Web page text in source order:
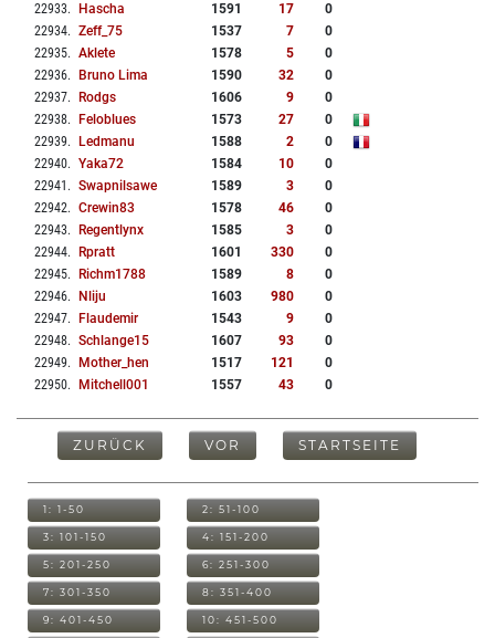
22933. Hascha 1591 17
0
22934. Zeff_75 1537 7
0
22935. Aklete 1578 5
0
22936. Bruno Lima 1590 32
0
22937. Rodgs 1606 9
0
22938. Feloblues 1573 27
0
22939. Ledmanu 1588 2
0
22940. Yaka72 1584 10
0
22941 . Swapnilsawe 1589 3
0
22942. Crewin83 1578 46
0
22943. Regentlynx 1585 3
0
22944. Rpratt 1601 330
0
22945. Richm1788 1589 8
0
22946. Nliju 1603 980
0
22947. Flaudemir 1543 9
0
22948. Schlange15 1607 93
0
22949. Mother_hen 1517 121
0
22950. Mitchell001 1557 43 0
ZURÜCK VOR STARTSEITE
1: 1-50 2: 51-100
3: 101-150 4: 151-200
5: 201-250 6: 251-300
7: 301-350 8: 351-400
9: 401-450 10: 451-500